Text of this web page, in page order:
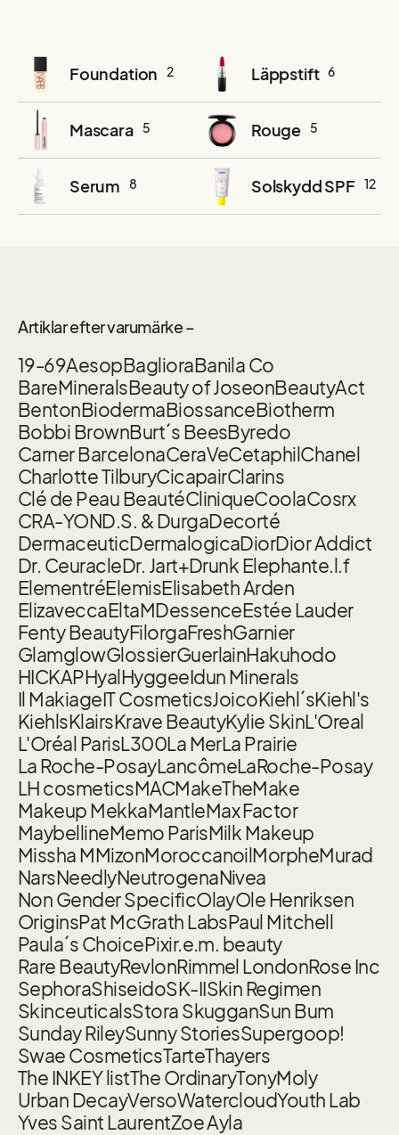
Foundation 2 Läppstift 6
Mascara 5 Rouge 5
Serum 8 Solskydd SPF 12
Artiklar efter varumärke –
19-69AesopBaglioraBanila Co
BareMineralsBeauty of JoseonBeautyAct
BentonBiodermaBiossanceBiotherm
Bobbi BrownBurt´s BeesByredo
Carner BarcelonaCeraVeCetaphilChanel
Charlotte TilburyCicapairClarins
Clé de Peau BeautéCliniqueCoolaCosrx
CRA-YOND.S. & DurgaDecorté
DermaceuticDermalogicaDiorDior Addict
Dr. CeuracleDr. Jart+Drunk Elephante.l.f
ElementréElemisElisabeth Arden
ElizaveccaEltaMDessenceEstée Lauder
Fenty BeautyFilorgaFreshGarnier
GlamglowGlossierGuerlainHakuhodo
HICKAPHyalHyggeeIdun Minerals
Il MakiageIT CosmeticsJoicoKiehl´sKiehl's
KiehlsKlairsKrave BeautyKylie SkinL'Oreal
L'Oréal ParisL300La MerLa Prairie
La Roche-PosayLancômeLaRoche-Posay
LH cosmeticsMACMakeTheMake
Makeup MekkaMantleMax Factor
MaybellineMemo ParisMilk Makeup
Missha MMizonMoroccanoilMorpheMurad
NarsNeedlyNeutrogenaNivea
Non Gender SpecificOlayOle Henriksen
OriginsPat McGrath LabsPaul Mitchell
Paula´s ChoicePixir.e.m. beauty
Rare BeautyRevlonRimmel LondonRose Inc
SephoraShiseidoSK-IISkin Regimen
SkinceuticalsStora SkugganSun Bum
Sunday RileySunny StoriesSupergoop!
Swae CosmeticsTarteThayers
The INKEY listThe OrdinaryTonyMoly
Urban DecayVersoWatercloudYouth Lab
Yves Saint LaurentZoe Ayla